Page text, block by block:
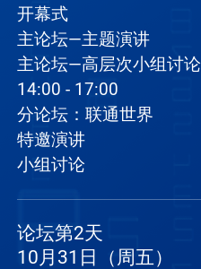
开幕式
主论坛—主题演讲
主论坛—高层次小组讨论
14:00 - 17:00
分论坛：联通世界
特邀演讲
小组讨论
论坛第2天
10月31日（周五）